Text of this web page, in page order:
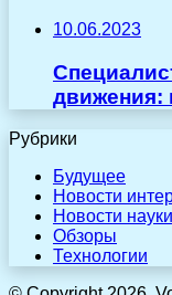
10.06.2023
движения:
Рубрики
Будущее
Новости
Новости науки
Обзоры
Технологии